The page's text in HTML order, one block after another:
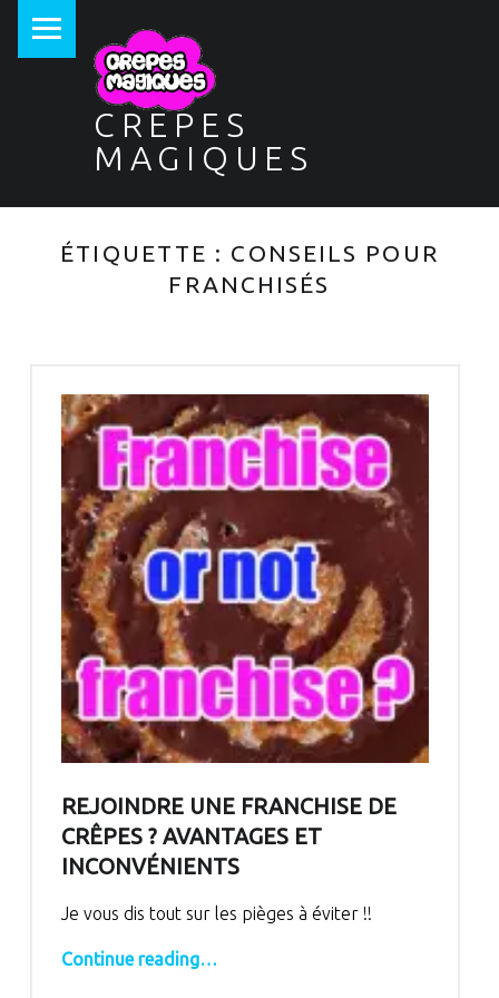
CREPES
MAGIQUES
ÉTIQUETTE : CONSEILS POUR
FRANCHISÉS
REJOINDRE UNE FRANCHISE DE
CRÊPES ? AVANTAGES ET
INCONVÉNIENTS
Je vous dis tout sur les pièges à éviter !!
Continue reading“Rejoindre une franchise de crêpes ? Avantages et inconvénients”
…